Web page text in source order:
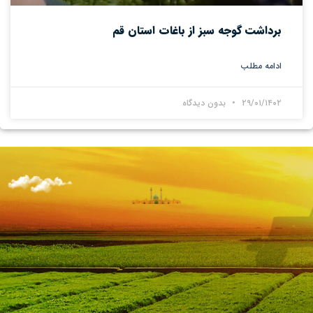
برداشت گوجه سبز از باغات استان قم
ادامه مطلب
۲۹/۰۱/۱۴۰۲ بدون دیدگاه